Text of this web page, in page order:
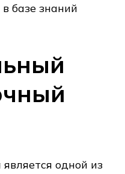
базе знаний
одной из